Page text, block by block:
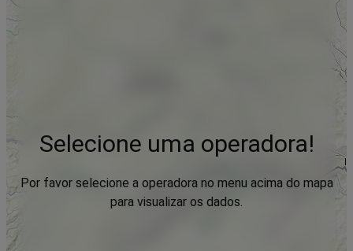
Selecione uma operadora!
Por favor selecione a operadora no menu acima do mapa
para visualizar os dados.